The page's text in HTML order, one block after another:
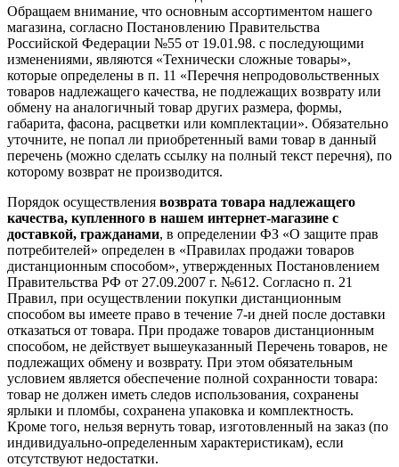
Обращаем внимание, что основным ассортиментом нашего
магазина, согласно Постановлению Правительства
Российской Федерации №55 от 19.01.98. с последующими
изменениями, являются «Технически сложные товары»,
которые определены в п. 11 «Перечня непродовольственных
товаров надлежащего качества, не подлежащих возврату или
обмену на аналогичный товар других размера, формы,
габарита, фасона, расцветки или комплектации». Обязательно
уточните, не попал ли приобретенный вами товар в данный
перечень (можно сделать ссылку на полный текст перечня), по
которому возврат не производится.
Порядок осуществления возврата товара надлежащего
качества, купленного в нашем интернет-магазине с
доставкой, гражданами, в определении ФЗ «О защите прав
потребителей» определен в «Правилах продажи товаров
дистанционным способом», утвержденных Постановлением
Правительства РФ от 27.09.2007 г. №612. Согласно п. 21
Правил, при осуществлении покупки дистанционным
способом вы имеете право в течение 7-и дней после доставки
отказаться от товара. При продаже товаров дистанционным
способом, не действует вышеуказанный Перечень товаров, не
подлежащих обмену и возврату. При этом обязательным
условием является обеспечение полной сохранности товара:
товар не должен иметь следов использования, сохранены
ярлыки и пломбы, сохранена упаковка и комплектность.
Кроме того, нельзя вернуть товар, изготовленный на заказ (по
индивидуально-определенным характеристикам), если
отсутствуют недостатки.